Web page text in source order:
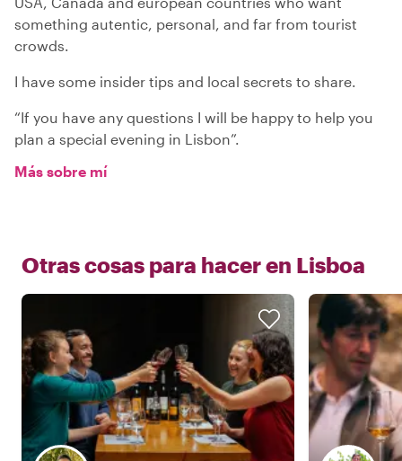
something autentic, personal, and far from tourist
crowds.
I have some insider tips and local secrets to share.
“If you have any questions I will be happy to help you
plan a special evening in Lisbon”.
Más sobre mí
Otras cosas para hacer en Lisboa